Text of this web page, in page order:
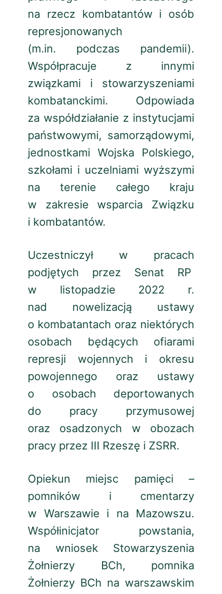
na rzecz kombatantów i osób
represjonowanych
(m.in. podczas pandemii).
Współpracuje z innymi
związkami i stowarzyszeniami
kombatanckimi. Odpowiada
za współdziałanie z instytucjami
państwowymi, samorządowymi,
jednostkami Wojska Polskiego,
szkołami i uczelniami wyższymi
na terenie całego kraju
w zakresie wsparcia Związku
i kombatantów.
Uczestniczył w pracach
podjętych przez Senat RP
w listopadzie 2022 r.
nad nowelizacją ustawy
o kombatantach oraz niektórych
osobach będących ofiarami
represji wojennych i okresu
powojennego oraz ustawy
o osobach deportowanych
do pracy przymusowej
oraz osadzonych w obozach
pracy przez III Rzeszę i ZSRR.
Opiekun miejsc pamięci –
pomników i cmentarzy
w Warszawie i na Mazowszu.
Współinicjator powstania,
na wniosek Stowarzyszenia
Żołnierzy BCh, pomnika
Żołnierzy BCh na warszawskim